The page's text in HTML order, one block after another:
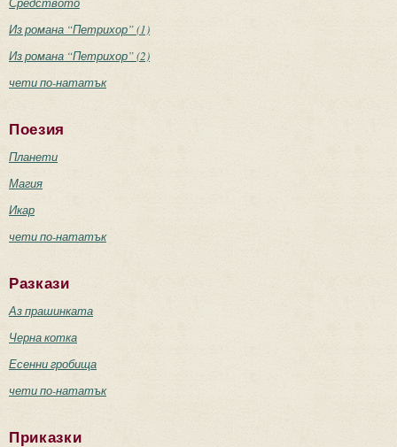
Из романа “Петрихор” (1)
Из романа “Петрихор” (2)
чети по-нататък
Поезия
Планети
Магия
Икар
чети по-нататък
Разкази
Аз прашинката
Черна котка
Есенни гробища
чети по-нататък
Приказки